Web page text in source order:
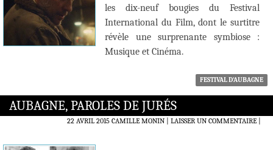
les dix-neuf bougies du Festival
International du Film, dont le surtitre
révèle une surprenante symbiose :
Musique et Cinéma.
FESTIVAL D'AUBAGNE
AUBAGNE, PAROLES DE JURÉS
22 AVRIL 2015 CAMILLE MONIN LAISSER UN COMMENTAIRE|